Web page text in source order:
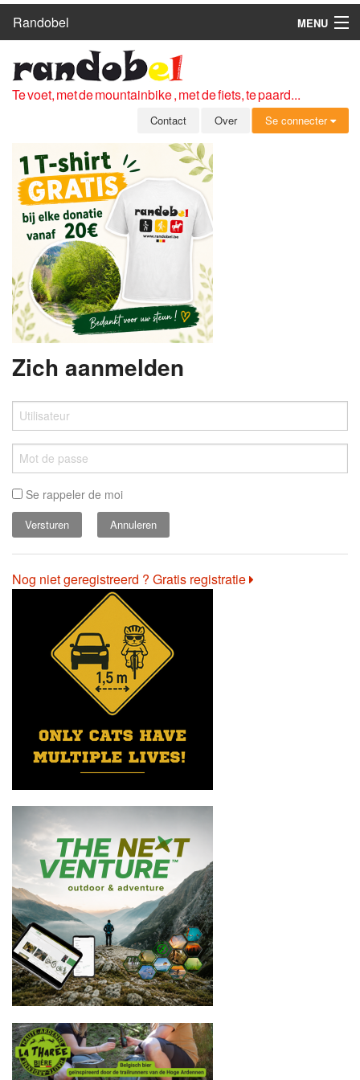
Randobel
MENU
ROUTES
CLUBS
OVER
LEDEN
ZICH AANMELDEN
GRATIS REGISTRATIE
WACHTWOORD VERGETEN
Te voet, met de mountainbike , met de fiets, te paard...
Contact Over Se connecter
Zich aanmelden
Se rappeler de moi
Annuleren
Nog niet geregistreerd ? Gratis registratie